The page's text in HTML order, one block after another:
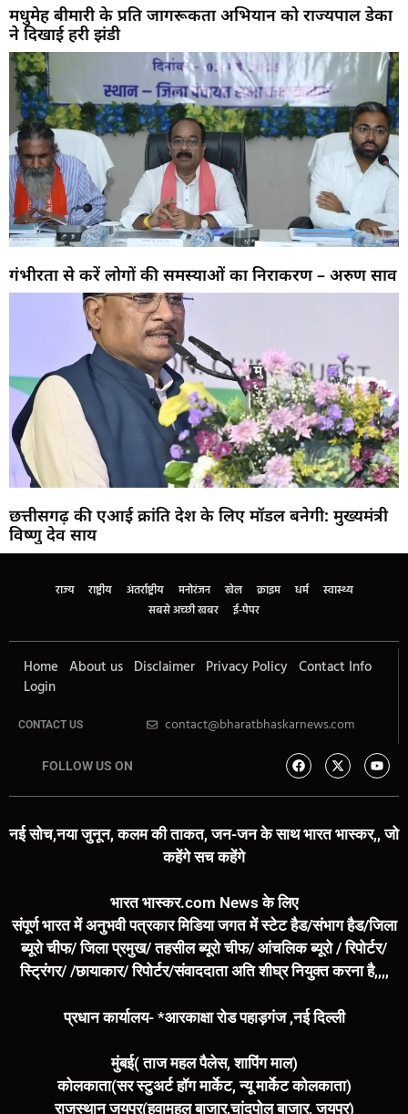
मधुमेह बीमारी के प्रति जागरूकता अभियान को राज्यपाल डेका
ने दिखाई हरी झंडी
गंभीरता से करें लोगों की समस्याओं का निराकरण – अरुण साव
छत्तीसगढ़ की एआई क्रांति देश के लिए मॉडल बनेगी: मुख्यमंत्री
विष्णु देव साय
राज्य राष्ट्रीय अंतर्राष्ट्रीय मनोरंजन खेल क्राइम धर्म
स्वास्थ्य
सबसे अच्छी खबर
ई-पेपर
Home About us Disclaimer Privacy Policy Contact Info
Login
CONTACT US contact@bharatbhaskarnews.com
FOLLOW US ON
नई सोच,नया जुनून, कलम की ताकत, जन-जन के साथ भारत भास्कर,, जो
कहेंगे सच कहेंगे
भारत भास्कर.com News के लिए
संपूर्ण भारत में अनुभवी पत्रकार मिडिया जगत में स्टेट हैड/संभाग हैड/जिला
ब्यूरो चीफ/ जिला प्रमुख/ तहसील ब्यूरो चीफ/ आंचलिक ब्यूरो / रिपोर्टर/
स्ट्रिंगर/ /छायाकार/ रिपोर्टर/संवाददाता अति शीघ्र नियुक्त करना है,,,,
प्रधान कार्यालय- *आरकाक्षा रोड पहाड़गंज ,नई दिल्ली
मुंबई( ताज महल पैलेस, शापिंग माल)
कोलकाता(सर स्टुअर्ट हॉग मार्केट, न्यू मार्केट कोलकाता)
राजस्थान जयपुर(हवामहल बाजार,चांदपोल बाजार, जयपुर)